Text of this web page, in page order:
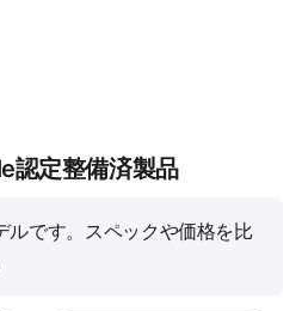
認定整備済製品
です。スペックや価格を比